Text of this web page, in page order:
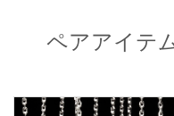
ペアアイテ